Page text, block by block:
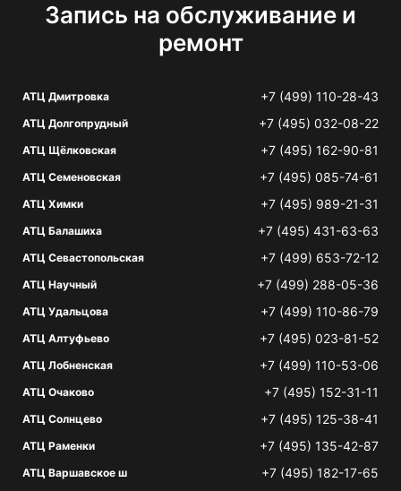
Запись на обслуживание и
ремонт
АТЦ Дмитровка +7 (499) 110-28-43
АТЦ Долгопрудный +7 (495) 032-08-22
АТЦ Щёлковская +7 (495) 162-90-81
АТЦ Семеновская +7 (495) 085-74-61
АТЦ Химки +7 (495) 989-21-31
АТЦ Балашиха +7 (495) 431-63-63
АТЦ Севастопольская +7 (499) 653-72-12
АТЦ Научный +7 (499) 288-05-36
АТЦ Удальцова +7 (499) 110-86-79
АТЦ Алтуфьево +7 (495) 023-81-52
АТЦ Лобненская +7 (499) 110-53-06
АТЦ Очаково +7 (495) 152-31-11
АТЦ Солнцево +7 (495) 125-38-41
АТЦ Раменки +7 (495) 135-42-87
АТЦ Варшавское ш +7 (495) 182-17-65